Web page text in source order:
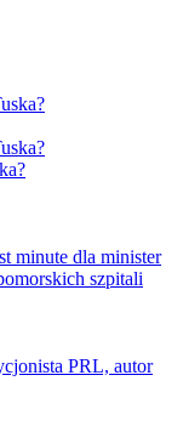
minute dla minister
szpitali
PRL, autor